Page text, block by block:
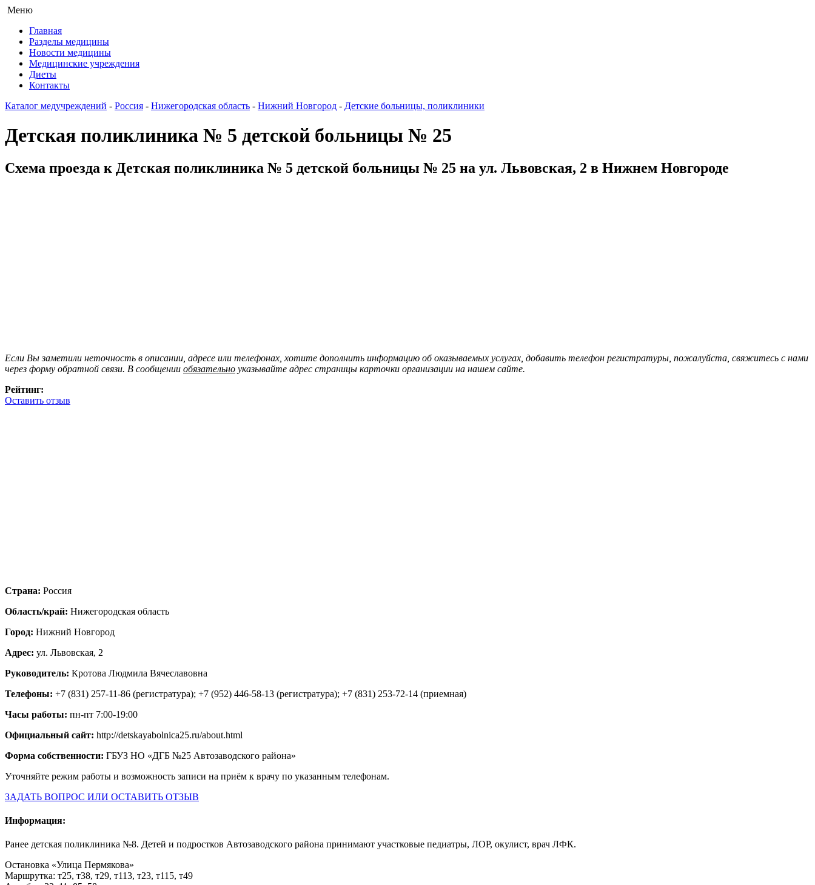
Меню
Главная
Разделы медицины
Новости медицины
Медицинские учреждения
Диеты
Контакты
Каталог медучреждений - Россия - Нижегородская область - Нижний Новгород - Детские больницы, поликлиники
Детская поликлиника № 5 детской больницы № 25
Схема проезда к Детская поликлиника № 5 детской больницы № 25 на ул. Львовская, 2 в Нижнем Новгороде
Если Вы заметили неточность в описании, адресе или телефонах, хотите дополнить информацию об оказываемых услугах, добавить телефон регистратуры, пожалуйста, свяжитесь с нами
через форму обратной связи. В сообщении обязательно указывайте адрес страницы карточки организации на нашем сайте.
Рейтинг:
Оставить отзыв
Страна: Россия
Область/край: Нижегородская область
Город: Нижний Новгород
Адрес: ул. Львовская, 2
Руководитель: Кротова Людмила Вячеславовна
Телефоны: +7 (831) 257-11-86 (регистратура); +7 (952) 446-58-13 (регистратура); +7 (831) 253-72-14 (приемная)
Часы работы: пн-пт 7:00-19:00
Официальный сайт: http://detskayabolnica25.ru/about.html
Форма собственности: ГБУЗ НО «ДГБ №25 Автозаводского района»
Уточняйте режим работы и возможность записи на приём к врачу по указанным телефонам.
ЗАДАТЬ ВОПРОС ИЛИ ОСТАВИТЬ ОТЗЫВ
Информация:
Ранее детская поликлиника №8. Детей и подростков Автозаводского района принимают участковые педиатры, ЛОР, окулист, врач ЛФК.
Остановка «Улица Пермякова»
Маршрутка: т25, т38, т29, т113, т23, т115, т49